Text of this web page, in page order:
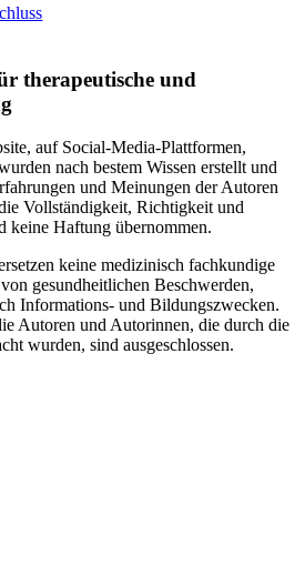
therapeutische und
auf Social-Media-Plattformen,
nach bestem Wissen erstellt und
und Meinungen der Autoren
Vollständigkeit, Richtigkeit und
keine Haftung übernommen.
keine medizinisch fachkundige
gesundheitlichen Beschwerden,
Informations- und Bildungszwecken.
Autoren und Autorinnen, die durch die
wurden, sind ausgeschlossen.